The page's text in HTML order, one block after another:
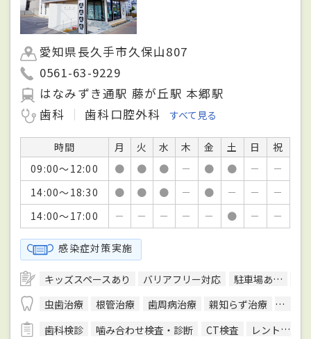
愛知県長久手市久保山807
0561-63-9229
はなみずき通駅 藤が丘駅 本郷駅
歯科
歯科口腔外科 すべて見る
時間 月 火 水 木 金 土 日
祝
09:00～12:00
● ● ● － ● ● －
－
14:00～18:30
● ● ● － ● － －
－
14:00～17:00
－ － － － － ● － －
感染症対策実施
キッズスペースあり バリアフリー対応 駐車場あり
虫歯治療
根管治療 歯周病治療 親知らず治療
顎関
歯科検診
噛み合わせ検査・診断 CT検査 レントゲン検査